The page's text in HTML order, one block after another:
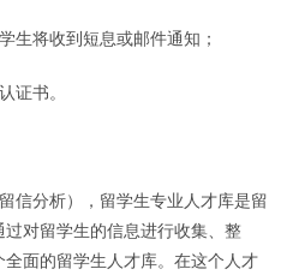
生将收到短息或邮件通知；
证书。
信分析），留学生专业人才库是留
对留学生的信息进行收集、整
面的留学生人才库。在这个人才